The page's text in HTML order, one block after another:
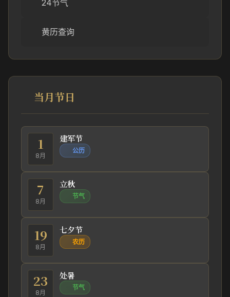
24节气
黄历查询
当月节日
1
8月
建军节
公历
7
8月
立秋
节气
19
8月
七夕节
农历
23
8月
处暑
节气